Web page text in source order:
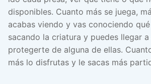
disponibles. Cuanto más se juega,
acabas viendo y vas conociendo
sacando la criatura y puedes llegar
protegerte de alguna de ellas.
más lo disfrutas y le sacas más